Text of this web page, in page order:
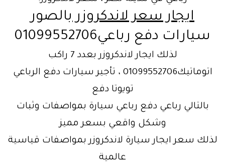
ايجار سعر لاندكروزربالصور
سيارات دفع رباعي01099552706
لذلك ايجار لاندكروزر بعدد 7 راكب
اتوماتيك01099552706 ، تأجير سيارات دفع الرباعي
تويوتا دفع
بالتالي رباعي دفع رباعي سيارة بمواصفات وثبات
وشكل واقعي بسعر مميز
لذلك سعر ايجار سيارة لاندكروزر بمواصفات قياسية
عالمية